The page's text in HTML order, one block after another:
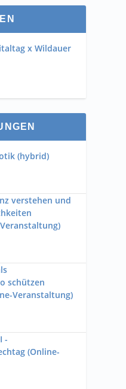
x Wildauer
(hybrid)
verstehen und
schützen
Veranstaltung)
-
(Online-